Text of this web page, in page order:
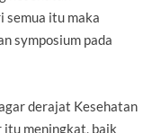
semua itu maka
symposium pada
derajat Kesehatan
itu meningkat, baik